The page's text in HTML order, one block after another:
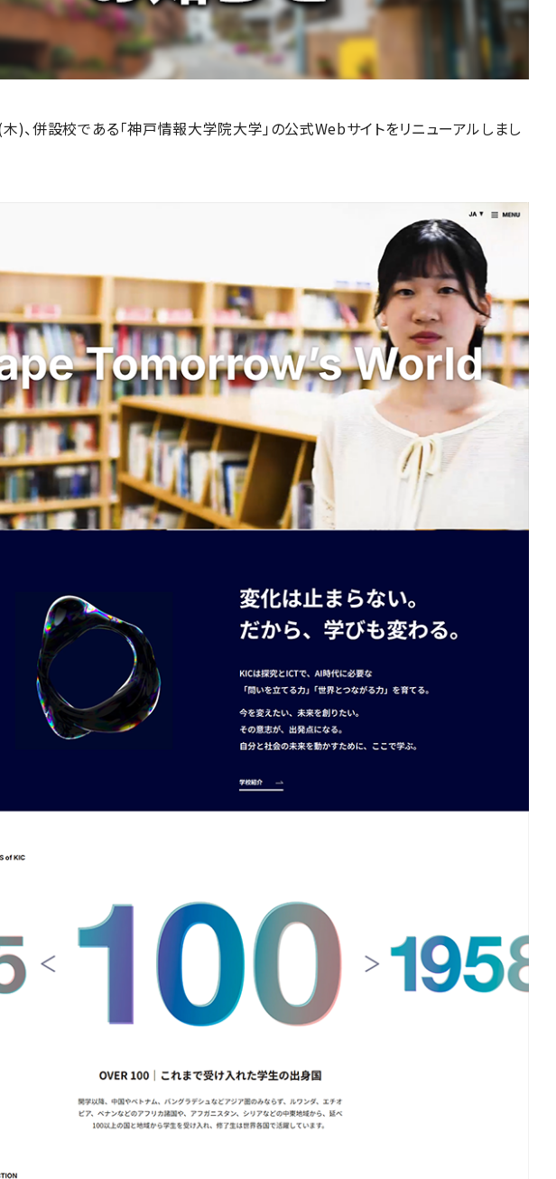
)、併設校である「神戸情報大学院大学」の公式Webサイトをリニューアルしまし